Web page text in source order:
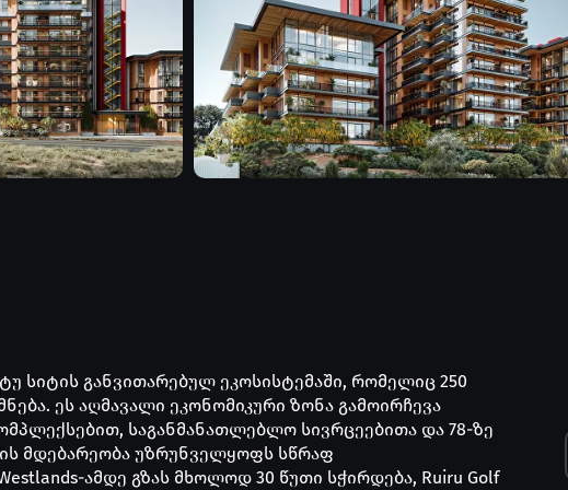
სიტის განვითარებულ ეკოსისტემაში, რომელიც 250
ეს აღმავალი ეკონომიკური ზონა გამოირჩევა
საგანმანათლებლო სივრცეებითა და 78-ზე
მდებარეობა უზრუნველყოფს სწრაფ
ამდე გზას მხოლოდ 30 წუთი სჭირდება, Ruiru Golf